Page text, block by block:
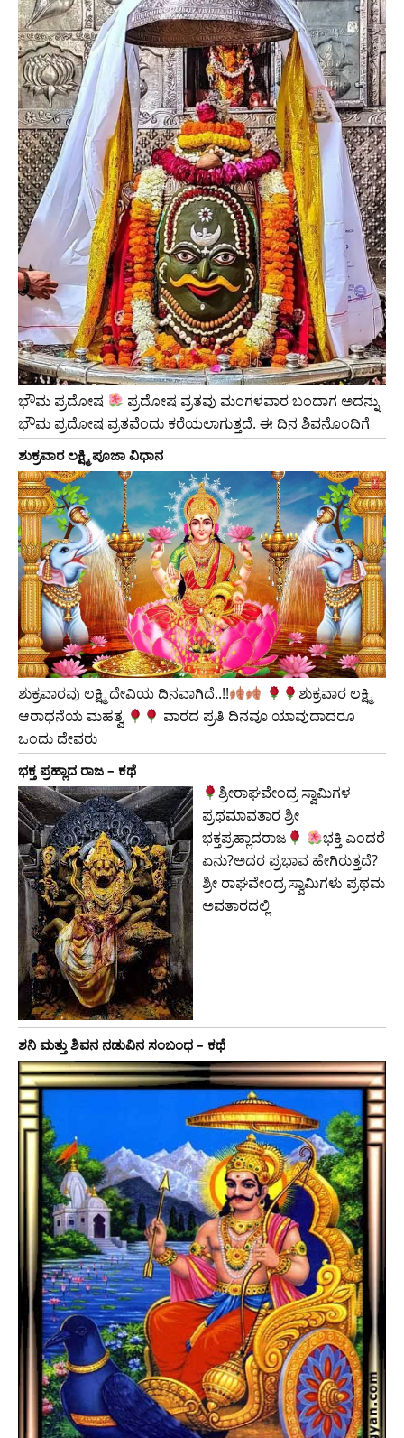
ಭೌಮ ಪ್ರದೋಷ
ಪ್ರದೋಷ ವ್ರತವು ಮಂಗಳವಾರ ಬಂದಾಗ ಅದನ್ನು
ಭೌಮ ಪ್ರದೋಷ ವ್ರತವೆಂದು ಕರೆಯಲಾಗುತ್ತದೆ. ಈ ದಿನ ಶಿವನೊಂದಿಗೆ
ಶುಕ್ರವಾರ ಲಕ್ಷ್ಮಿ ಪೂಜಾ ವಿಧಾನ
ಶುಕ್ರವಾರವು ಲಕ್ಷ್ಮಿ ದೇವಿಯ ದಿನವಾಗಿದೆ..!!
​ಶುಕ್ರವಾರ ಲಕ್ಷ್ಮಿ
ಆರಾಧನೆಯ ಮಹತ್ವ
ವಾರದ ಪ್ರತಿ ದಿನವೂ ಯಾವುದಾದರೂ
ಒಂದು ದೇವರು
ಭಕ್ತ ಪ್ರಹ್ಲಾದ ರಾಜ – ಕಥೆ
ಶ್ರೀರಾಘವೇಂದ್ರ ಸ್ವಾಮಿಗಳ
ಪ್ರಥಮಾವತಾರ ಶ್ರೀ
ಭಕ್ತಪ್ರಹ್ಲಾದರಾಜ
ಭಕ್ತಿ ಎಂದರೆ
ಏನು?ಅದರ ಪ್ರಭಾವ ಹೇಗಿರುತ್ತದೆ?
ಶ್ರೀ ರಾಘವೇಂದ್ರ ಸ್ವಾಮಿಗಳು ಪ್ರಥಮ
ಅವತಾರದಲ್ಲಿ
ಶನಿ ಮತ್ತು ಶಿವನ ನಡುವಿನ ಸಂಬಂಧ – ಕಥೆ